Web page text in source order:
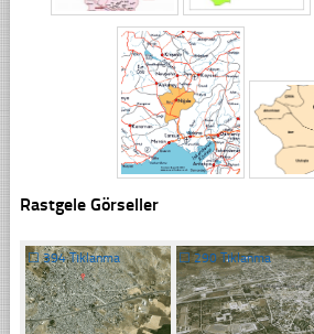
Rastgele Görseller
☐394 Tıklanma ☐290 Tıklanma